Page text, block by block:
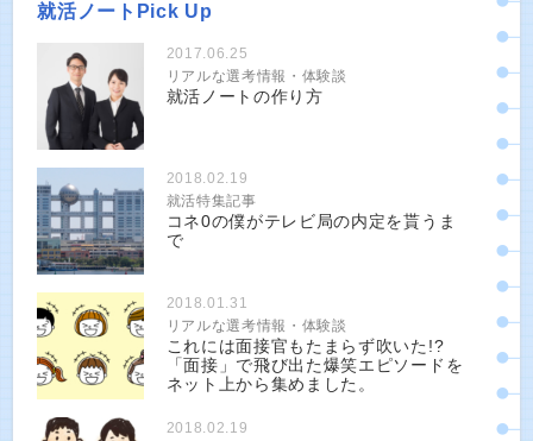
就活ノートPick Up
2017.06.25
リアルな選考情報・体験談
就活ノートの作り方
2018.02.19
就活特集記事
コネ0の僕がテレビ局の内定を貰うま
で
2018.01.31
リアルな選考情報・体験談
これには面接官もたまらず吹いた!?
「面接」で飛び出た爆笑エピソードを
ネット上から集めました。
2018.02.19